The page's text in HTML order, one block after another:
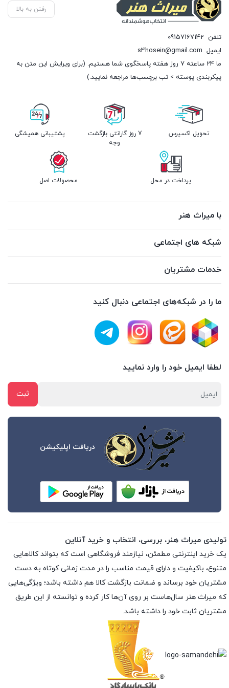
رفتن به بالا
تلفن 09157167142
ایمیل s4hosein@gmail.com
ما 24 ساعته 7 روز هفته پاسخگوی شما هستیم. (برای ویرایش این متن به
پیکربندی پوسته > تب برچسب‌ها مراجعه نمایید.)
تحویل اکسپرس
7 روز گارانتی بازگشت
وجه
پشتیبانی همیشگی
پرداخت در محل محصولات اصل
با میراث هنر
شبکه های اجتماعی
خدمات مشتریان
ما را در شبکه‌های اجتماعی دنبال کنید
لطفا ایمیل خود را وارد نمایید
دریافت اپلیکیشن
تولیدی میراث هنر، بررسی، انتخاب و خرید آنلاین
یک خرید اینترنتی مطمئن، نیازمند فروشگاهی است که بتواند کالاهایی
متنوع، باکیفیت و دارای قیمت مناسب را در مدت زمانی کوتاه به دست
مشتریان خود برساند و ضمانت بازگشت کالا هم داشته باشد؛ ویژگی‌هایی
که میراث هنر سال‌هاست بر روی آن‌ها کار کرده و توانسته از این طریق
مشتریان ثابت خود را داشته باشد.